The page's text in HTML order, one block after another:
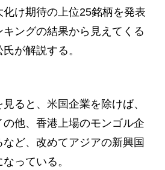
け期待の上位25銘柄を発表
キングの結果から見えてくる
が解説する。
ると、米国企業を除けば、
他、香港上場のモンゴル企
ど、改めてアジアの新興国
っている。